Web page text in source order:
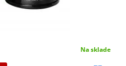
Na sklade